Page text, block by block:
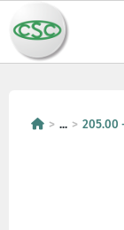
... 205.00